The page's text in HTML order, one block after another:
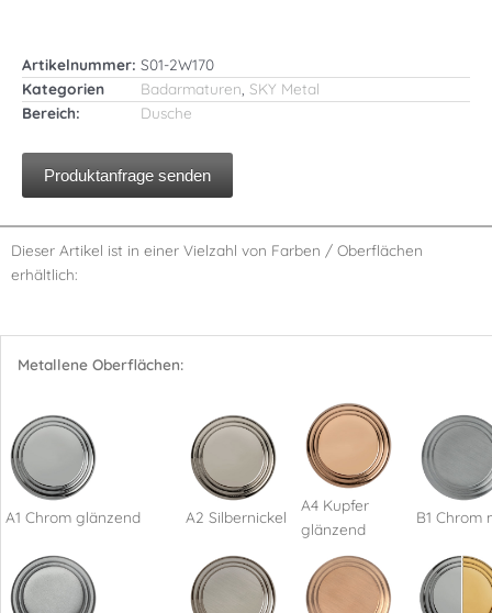
Artikelnummer: S01-2W170
Kategorien
Badarmaturen SKY Metal
Bereich:
Dusche
Produktanfrage senden
Dieser Artikel ist in einer Vielzahl von Farben / Oberflächen
erhältlich:
Metallene Oberflächen:
A1 Chrom glänzend A2 Silbernickel
A4 Kupfer
glänzend
B1 Chrom